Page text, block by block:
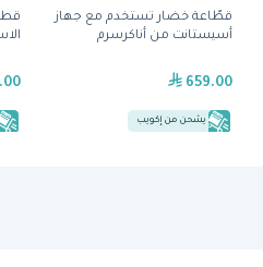
قطّاعة خضار تستخدم مع جهاز
أسيستانت من أناكرسرم
659.00
يشحن من إكويب